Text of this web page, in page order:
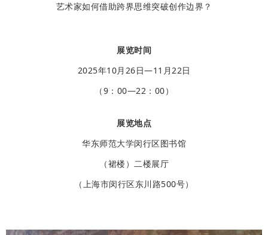
艺术家如何借助跨界思维突破创作边界？
展览时间
2025年10月26日—11月22日
（9：00—22：00）
展览地点
华东师范大学闵行区图书馆
（裙楼）二楼展厅
（上海市闵行区东川路500号）